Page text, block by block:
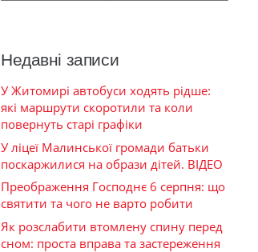
Недавні записи
У Житомирі автобуси ходять рідше:
які маршрути скоротили та коли
повернуть старі графіки
У ліцеї Малинської громади батьки
поскаржилися на образи дітей. ВІДЕО
Преображення Господнє 6 серпня: що
святити та чого не варто робити
Як розслабити втомлену спину перед
сном: проста вправа та застереження